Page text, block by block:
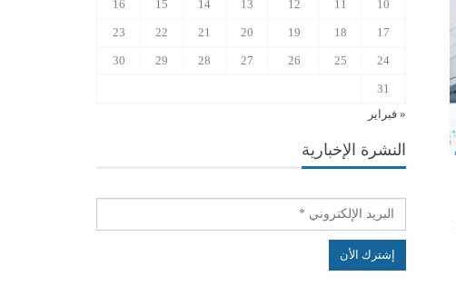
10
11
12
13
14
15
16
17
18
19
20
21
22
23
24
25
26
27
28
29
30
31
« فبراير
النشرة الإخبارية